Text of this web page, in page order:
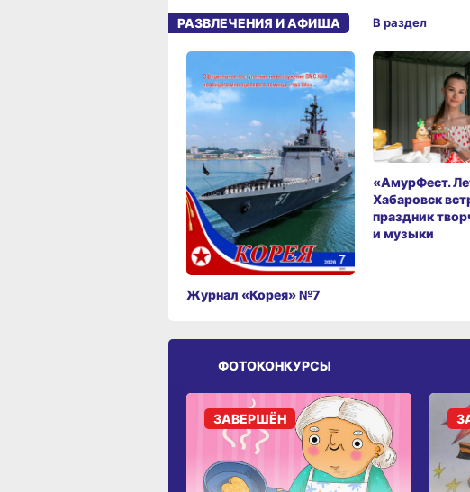
РАЗВЛЕЧЕНИЯ И АФИША
Журнал «Корея» №7
«АмурФест.
Хабаровск
праздник
и музыки
В раздел
ФОТОКОНКУРСЫ
ЗАВЕРШЁН